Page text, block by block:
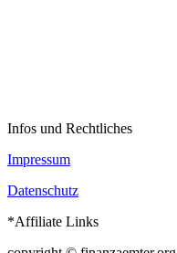
Infos und Rechtliches
Impressum
Datenschutz
*Affiliate Links